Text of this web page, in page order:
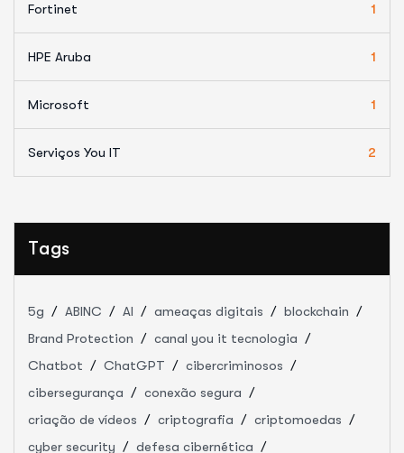
Fortinet 1
HPE Aruba 1
Microsoft 1
Serviços You IT 2
Tags
5g ABINC AI ameaças digitais
blockchain
Brand Protection
canal you it tecnologia
Chatbot
ChatGPT
cibercriminosos
cibersegurança
conexão segura
criação de vídeos
criptografia
criptomoedas
cyber security
defesa cibernética